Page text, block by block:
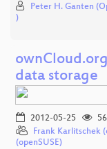
Peter H. Ganten
)
data storage
2012-05-25
56
Frank Karlitschek
(openSUSE)